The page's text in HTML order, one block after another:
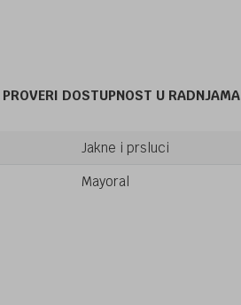
PROVERI DOSTUPNOST U RADNJAMA
Jakne i prsluci
Mayoral